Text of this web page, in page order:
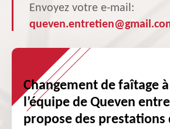
Envoyez votre e-mail:
Changement de faîtage
l’équipe de Queven
propose des prestations